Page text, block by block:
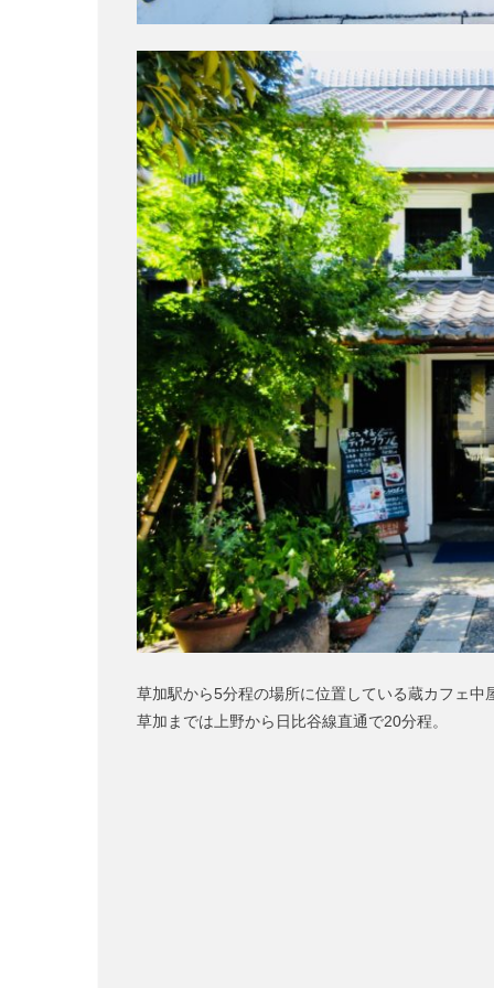
草加駅から5分程の場所に位置している蔵カフェ中
草加までは上野から日比谷線直通で20分程。